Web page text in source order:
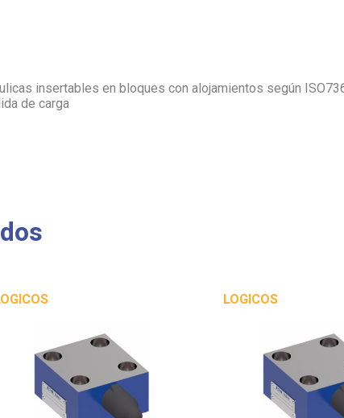
insertables en bloques con alojamientos según
de carga
LOGICOS